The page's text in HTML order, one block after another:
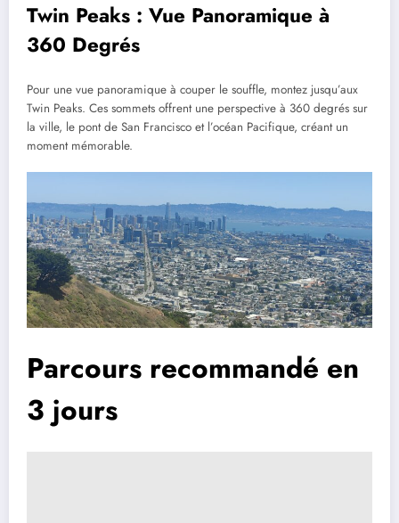
Twin Peaks : Vue Panoramique à
360 Degrés
Pour une vue panoramique à couper le souffle, montez jusqu’aux
Twin Peaks. Ces sommets offrent une perspective à 360 degrés sur
la ville, le pont de San Francisco et l’océan Pacifique, créant un
moment mémorable.
Parcours recommandé en
3 jours